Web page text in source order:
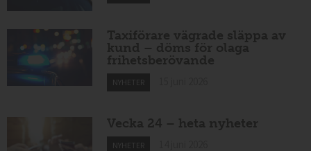
Taxiförare vägrade släppa av
kund – döms för olaga
frihetsberövande
NYHETER
Vecka 24 – heta nyheter
NYHETER